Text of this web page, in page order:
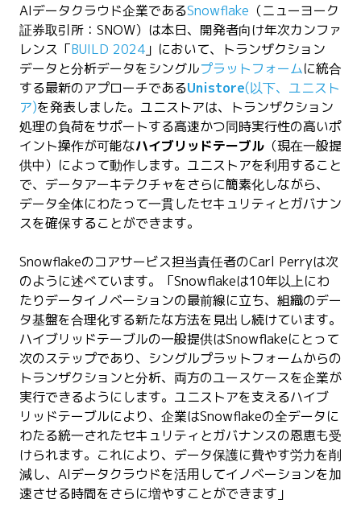
AIデータクラウド企業であるSnowflake （ニューヨーク
証券取引所：SNOW）は本日、開発者向け年次カンファ
レンス「BUILD 2024 」において、トランザクション
データと分析データをシングルプラットフォームに統合
する最新のアプローチであるUnistore(以下、ユニスト
ア)を発表しました。ユニストアは、トランザクション
処理の負荷をサポートする高速かつ同時実行性の高いポ
イント操作が可能なハイブリッドテーブル （現在一般提
供中）によって動作します。ユニストアを利用すること
で、データアーキテクチャをさらに簡素化しながら、
データ全体にわたって一貫したセキュリティとガバナン
スを確保することができます。
Snowflakeのコアサービス担当責任者のCarl Perryは次
のように述べています。「Snowflakeは10年以上にわ
たりデータイノベーションの最前線に立ち、組織のデー
タ基盤を合理化する新たな方法を見出し続けています。
ハイブリッドテーブルの一般提供はSnowflakeにとって
次のステップであり、シングルプラットフォームからの
トランザクションと分析、両方のユースケースを企業が
実行できるようにします。ユニストアを支えるハイブ
リッドテーブルにより、企業はSnowflakeの全データに
わたる統一されたセキュリティとガバナンスの恩恵も受
けられます。これにより、データ保護に費やす労力を削
減し、AIデータクラウドを活用してイノベーションを加
速させる時間をさらに増やすことができます」